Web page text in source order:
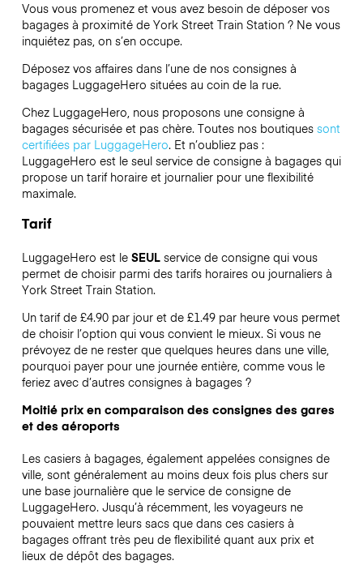
Vous vous promenez et vous avez besoin de déposer vos
bagages à proximité de York Street Train Station ? Ne vous
inquiétez pas, on s’en occupe.
Déposez vos affaires dans l’une de nos consignes à
bagages LuggageHero situées au coin de la rue.
Chez LuggageHero, nous proposons une consigne à
bagages sécurisée et pas chère. Toutes nos boutiques sont
certifiées par LuggageHero. Et n’oubliez pas :
LuggageHero est le seul service de consigne à bagages qui
propose un tarif horaire et journalier pour une flexibilité
maximale.
Tarif
LuggageHero est le SEULservice de consigne qui vous
permet de choisir parmi des tarifs horaires ou journaliers à
York Street Train Station.
Un tarif de £4.90 par jour et de £1.49 par heure vous permet
de choisir l’option qui vous convient le mieux. Si vous ne
prévoyez de ne rester que quelques heures dans une ville,
pourquoi payer pour une journée entière, comme vous le
feriez avec d’autres consignes à bagages ?
Moitié prix en comparaison des consignes des gares
et des aéroports
Les casiers à bagages, également appelées consignes de
ville, sont généralement au moins deux fois plus chers sur
une base journalière que le service de consigne de
LuggageHero. Jusqu’à récemment, les voyageurs ne
pouvaient mettre leurs sacs que dans ces casiers à
bagages offrant très peu de flexibilité quant aux prix et
lieux de dépôt des bagages.